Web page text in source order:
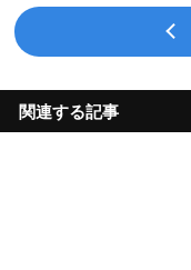
関連する記事